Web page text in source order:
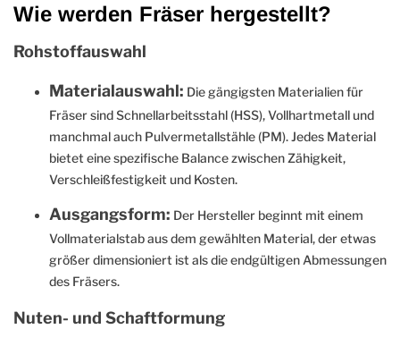
Wie werden Fräser hergestellt?
Rohstoffauswahl
Materialauswahl: Die gängigsten Materialien für
Fräser sind Schnellarbeitsstahl (HSS), Vollhartmetall und
manchmal auch Pulvermetallstähle (PM). Jedes Material
bietet eine spezifische Balance zwischen Zähigkeit,
Verschleißfestigkeit und Kosten.
Ausgangsform: Der Hersteller beginnt mit einem
Vollmaterialstab aus dem gewählten Material, der etwas
größer dimensioniert ist als die endgültigen Abmessungen
des Fräsers.
Nuten- und Schaftformung